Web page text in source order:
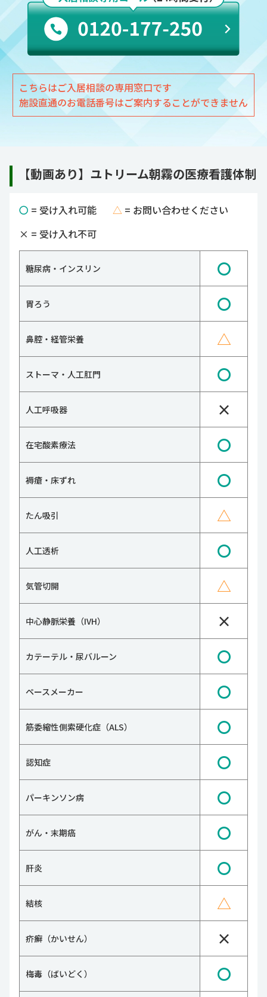
こちらはご入居相談の専用窓口です
施設直通のお電話番号はご案内することができません
【動画あり】ユトリーム朝霧の医療看護体制
〇 = 受け入れ可能 △ = お問い合わせください
× = 受け入れ不可
糖尿病・インスリン 〇
胃ろう 〇
鼻腔・経管栄養 △
ストーマ・人工肛門 〇
人工呼吸器 ×
在宅酸素療法 〇
褥瘡・床ずれ 〇
たん吸引 △
人工透析 〇
気管切開 △
中心静脈栄養（IVH） ×
カテーテル・尿バルーン 〇
ペースメーカー 〇
筋委縮性側索硬化症（ALS） 〇
認知症 〇
パーキンソン病 〇
がん・末期癌 〇
肝炎 〇
結核 △
疥癬（かいせん） ×
梅毒（ばいどく） 〇